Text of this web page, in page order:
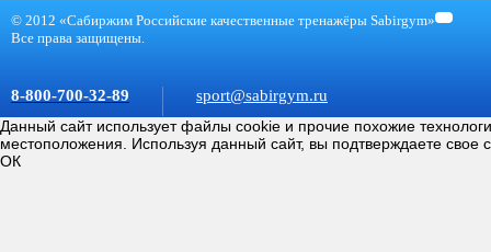
© 2012 «Сабиржим Российские качественные тренажёры Sabirgym»
Все права защищены.
8-800-700-32-89
sport@sabirgym.ru
Данный сайт использует файлы cookie и прочие похожие
местоположения. Используя данный сайт, вы подтверждаете свое
ОК